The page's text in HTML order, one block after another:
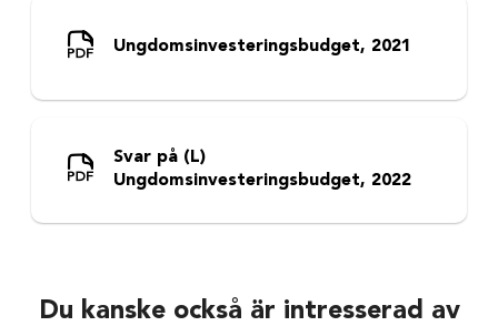
Ungdomsinvesteringsbudget, 2021
Svar på (L)
Ungdomsinvesteringsbudget, 2022
Du kanske också är intresserad av